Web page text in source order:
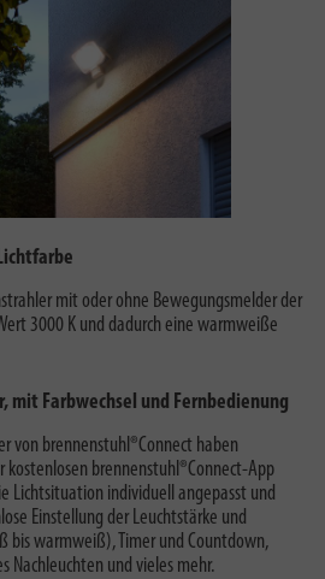
mit oder ohne Bewegungsmelder der
3000 K und dadurch eine warmweiße
mit Farbwechsel und Fernbedienung
von brennenstuhl®Connect haben
brennenstuhl®Connect-App
Lichtsituation individuell angepasst und
Einstellung der Leuchtstärke und
warmweiß), Timer und Countdown,
Nachleuchten und vieles mehr.